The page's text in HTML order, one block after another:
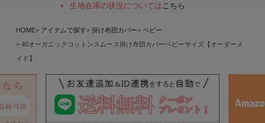
生地在庫の状況についてはこちら
HOME アイテムで探す 掛け布団カバー
ベビー
40オーガニックコットンスムース掛け布団カバーベビーサイズ【オーダーメ
イド】